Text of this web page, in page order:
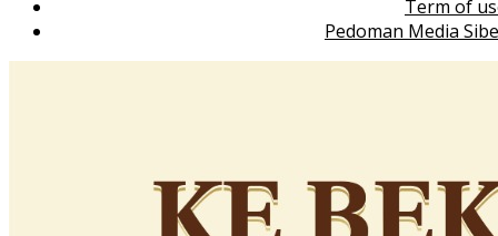
Term of
Pedoman Media